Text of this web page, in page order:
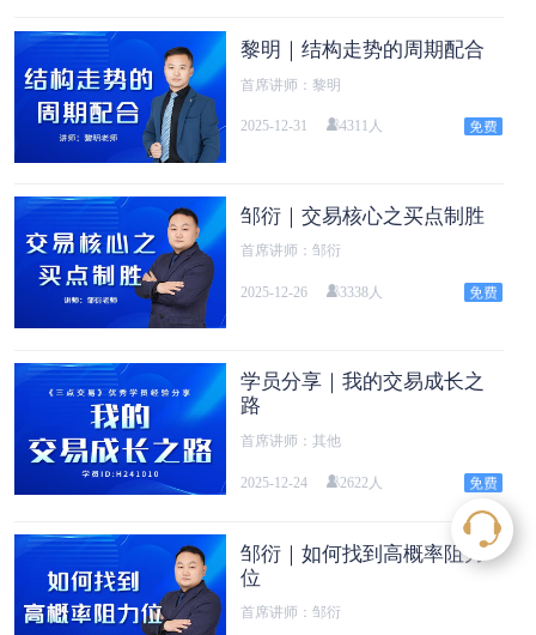
黎明｜结构走势的周期配合
首席讲师：黎明
2025-12-31 4311人
邹衍｜交易核心之买点制胜
首席讲师：邹衍
2025-12-26 3338人
学员分享｜我的交易成长之
路
首席讲师：其他
2025-12-24 2622人
邹衍｜如何找到高概率阻力
位
首席讲师：邹衍